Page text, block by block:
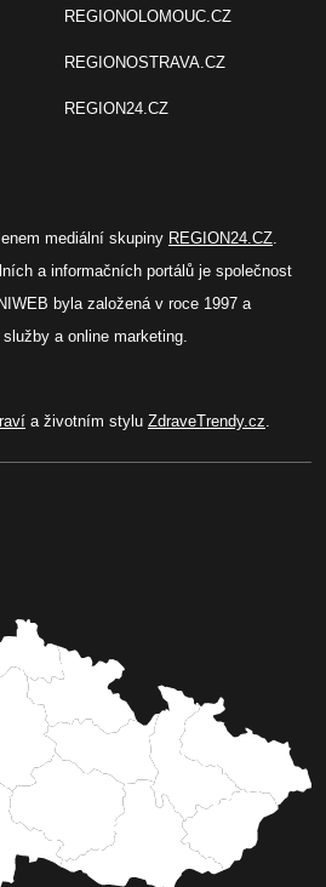
REGIONOLOMOUC.CZ
REGIONOSTRAVA.CZ
REGION24.CZ
mediální skupiny REGION24.CZ.
a informačních portálů je společnost
byla založená v roce 1997 a
a online marketing.
a životním stylu ZdraveTrendy.cz.